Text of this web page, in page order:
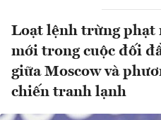
Loạt lệnh trừng phạt
mới trong cuộc đối
giữa Moscow và
chiến tranh lạnh